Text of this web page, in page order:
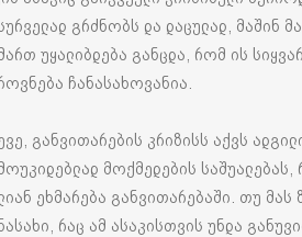
გრძნობს და დაცულად, მაშინ
უყალიბდება განცდა, რომ ის
ჩანასახოვანია.
განვითარების კრიზისს აქვს
მოქმედების
ეხმარება განვითარებაში. თუ
რაც ამ ასაკისთვის უნდა